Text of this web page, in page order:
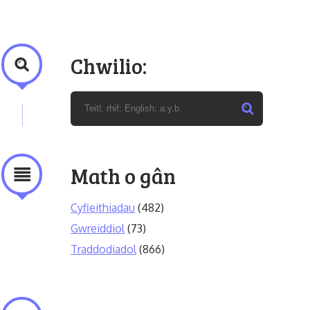
Chwilio:
Math o gân
Cyfieithiadau (482)
Gwreiddiol (73)
Traddodiadol (866)